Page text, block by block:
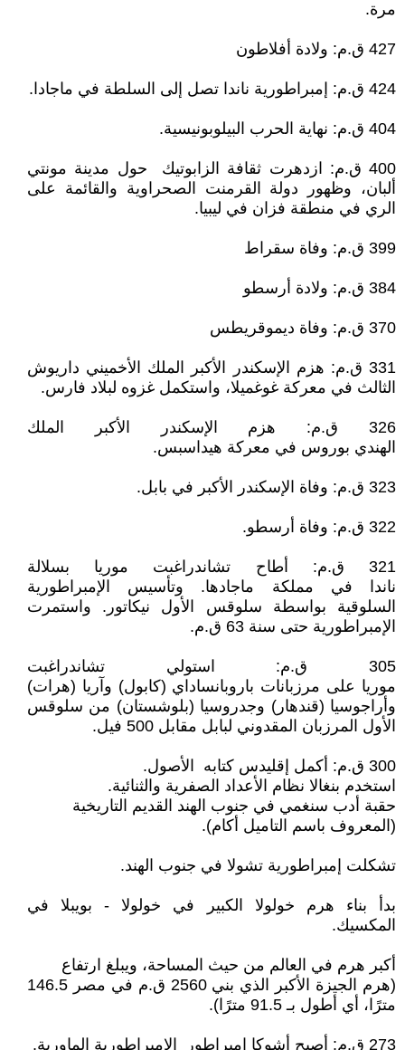
مرة.
427 ق.م: ولادة أفلاطون
424 ق.م: إمبراطورية ناندا تصل إلى السلطة في ماجادا.
404 ق.م: نهاية الحرب البيلوبونيسية.
400 ق.م: ازدهرت ثقافة الزابوتيك حول مدينة مونتي
ألبان، وظهور دولة القرمنت الصحراوية والقائمة على
الري في منطقة فزان في ليبيا.
399 ق.م: وفاة سقراط
384 ق.م: ولادة أرسطو
370 ق.م: وفاة ديموقريطس
331 ق.م: هزم الإسكندر الأكبر الملك الأخميني داريوش
الثالث في معركة غوغميلا، واستكمل غزوه لبلاد فارس.
326 ق.م: هزم الإسكندر الأكبر الملك
الهندي بوروس في معركة هيداسبس.
323 ق.م: وفاة الإسكندر الأكبر في بابل.
322 ق.م: وفاة أرسطو.
321 ق.م: أطاح تشاندراغبت موريا بسلالة
ناندا في مملكة ماجادها. وتأسيس الإمبراطورية
السلوقية بواسطة سلوقس الأول نيكاتور. واستمرت
الإمبراطورية حتى سنة 63 ق.م.
305 ق.م: استولي تشاندراغبت
موريا على مرزبانات باروبانساداي (كابول) وآريا (هرات)
وأراجوسيا (قندهار) وجدروسيا (بلوشستان) من سلوقس
الأول المرزبان المقدوني لبابل مقابل 500 فيل.
300 ق.م: أكمل إقليدس كتابه الأصول.
استخدم بنغالا نظام الأعداد الصفرية والثنائية.
حقبة أدب سنغمي في جنوب الهند القديم التاريخية
(المعروف باسم التاميل أكام).
تشكلت إمبراطورية تشولا في جنوب الهند.
بدأ بناء هرم خولولا الكبير في خولولا - بويبلا في
المكسيك.
أكبر هرم في العالم من حيث المساحة، ويبلغ ارتفاع
(هرم الجيزة الأكبر الذي بني 2560 ق.م في مصر 146.5
مترًا، أي أطول بـ 91.5 مترًا).
273 ق.م: أصبح أشوكا إمبراطور الإمبراطورية الماورية.